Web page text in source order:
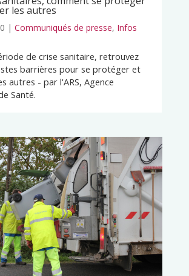
les autres
| Communiqués de presse, Infos
de crise sanitaire, retrouvez
barrières pour se protéger et
autres - par l'ARS, Agence
Santé.